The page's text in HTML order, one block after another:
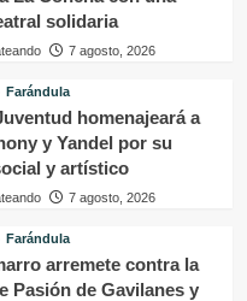
solidaria
7 agosto, 2026
Farándula
homenajeará a
y Yandel por su
y artístico
7 agosto, 2026
Farándula
arremete contra la
Pasión de Gavilanes y